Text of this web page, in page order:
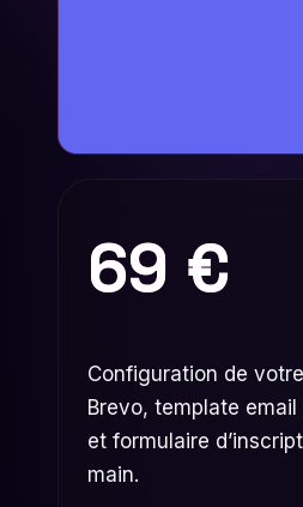
69 €
Configuration de
Brevo, template
et formulaire
main.